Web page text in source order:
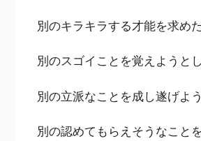
別のキラキラする才能を求めた
別のスゴイことを覚えようとし
別の立派なことを成し遂げよ
別の認めてもらえそうなこと